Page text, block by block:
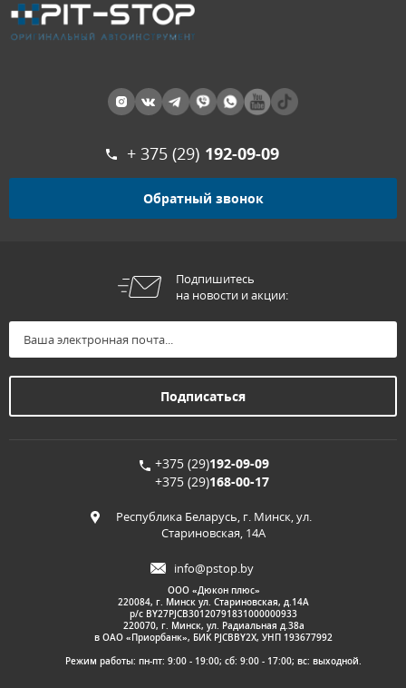
+ 375 (29) 192-09-09
Обратный звонок
Подпишитесь
на новости и акции:
+375 (29)192-09-09
+375 (29)168-00-17
Республика Беларусь, г. Минск, ул.
Стариновская, 14А
info@pstop.by
ООО «Дюкон плюс»
220084, г. Минск ул. Стариновская, д.14А
р/с BY27PJCB30120791831000000933
220070, г. Минск, ул. Радиальная д.38а
в ОАО «Приорбанк», БИК PJCBBY2X, УНП 193677992
Режим работы: пн-пт: 9:00 - 19:00; сб: 9:00 - 17:00; вс: выходной.